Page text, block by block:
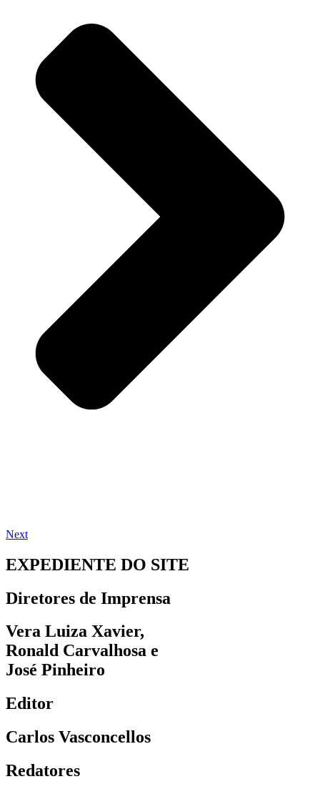
Next
EXPEDIENTE DO SITE
Diretores de Imprensa
Vera Luiza Xavier,
Ronald Carvalhosa e
José Pinheiro
Editor
Carlos Vasconcellos
Redatores